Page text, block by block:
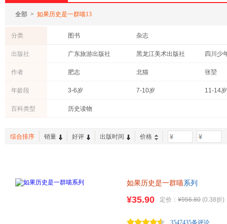
全部 > 如果历史是一群喵13
分类 图书 杂志
出版社 广东旅游出版社
黑龙江美术出版社
浙江人民出版社
上海大学出版社
河北美
作者 肥志 北猫 张堃
年龄段 3-6岁 7-10岁 11-14岁
百科类型 历史读物
综合排序 销量 好评 出版时间 价格 -
如果历史是一群喵系列
¥35.90 定价： ¥956.80 (0.38折)
3547435条评论
加